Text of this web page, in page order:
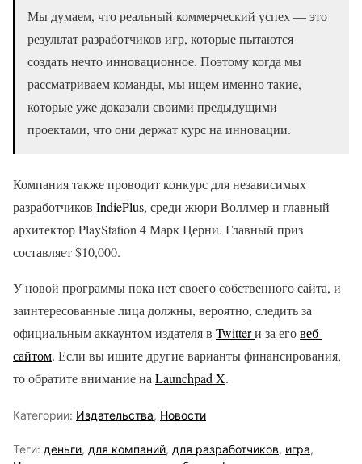
Мы думаем, что реальный коммерческий успех — это
результат разработчиков игр, которые пытаются
создать нечто инновационное. Поэтому когда мы
рассматриваем команды, мы ищем именно такие,
которые уже доказали своими предыдущими
проектами, что они держат курс на инновации.
Компания также проводит конкурс для независимых
разработчиков IndiePlus, среди жюри Воллмер и главный
архитектор PlayStation 4 Марк Церни. Главный приз
составляет $10,000.
У новой программы пока нет своего собственного сайта, и
заинтересованные лица должны, вероятно, следить за
официальным аккаунтом издателя в Twitterи за еговеб-
сайтом. Если вы ищите другие варианты финансирования,
то обратите внимание на Launchpad X.
Категории: Издательства, Новости
Теги: деньги, для компаний, для разработчиков, игра,